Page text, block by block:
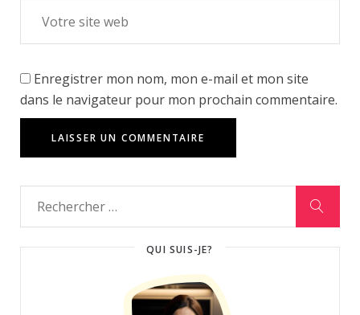
Enregistrer mon nom, mon e-mail et mon site
dans le navigateur pour mon prochain commentaire.
QUI SUIS-JE?